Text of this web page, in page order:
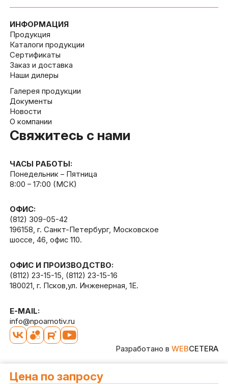
Цена по запросу
ИНФОРМАЦИЯ
Продукция
Каталоги продукции
Сертификаты
Заказ и доставка
Наши дилеры
Галерея продукции
Документы
Новости
О компании
Свяжитесь с нами
ЧАСЫ РАБОТЫ:
Понедельник – Пятница
8:00 – 17:00 (МСК)
ОФИС:
(812) 309-05-42
196158, г. Санкт-Петербург, Московское
шоссе, 46, офис 110.
ОФИС И ПРОИЗВОДСТВО:
(8112) 23-15-15, (8112) 23-15-16
180021, г. Псков,ул. Инженерная, 1Е.
E-MAIL:
info@npoamotiv.ru
Разработано вWEBCETERA